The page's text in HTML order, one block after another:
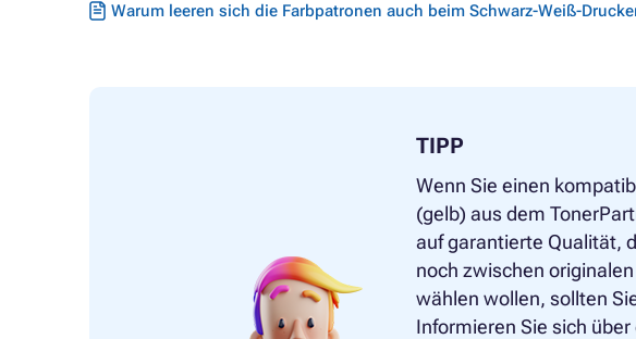
Warum leeren sich die Farbpatronen auch beim Schwarz-Weiß-
TIPP
Wenn Sie einen
(gelb) aus dem
auf garantierte Qualität,
noch zwischen
wählen wollen, sollten
Informieren Sie sich